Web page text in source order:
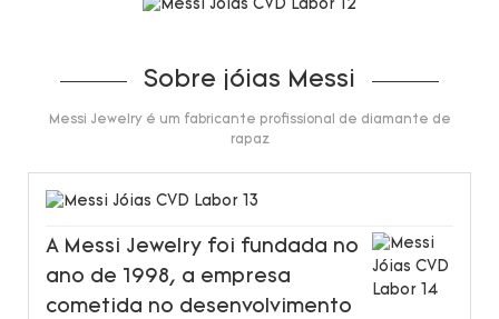
Sobre jóias Messi
Messi Jewelry é um fabricante profissional de diamante de
rapaz
A Messi Jewelry foi fundada no
ano de 1998, a empresa
cometida no desenvolvimento